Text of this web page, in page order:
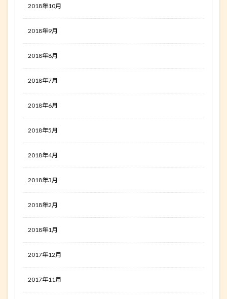
2018年10月
2018年9月
2018年8月
2018年7月
2018年6月
2018年5月
2018年4月
2018年3月
2018年2月
2018年1月
2017年12月
2017年11月